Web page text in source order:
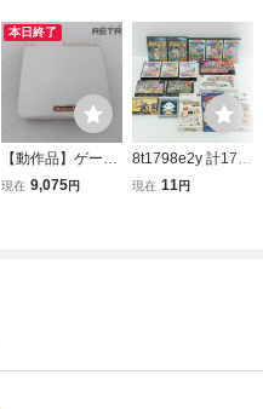
本日終了
【動作品】ゲーム
ボーイアドバンス
現在 9,075円
8t1798e2y 計17点
ゲームソフト まと
現在 11円